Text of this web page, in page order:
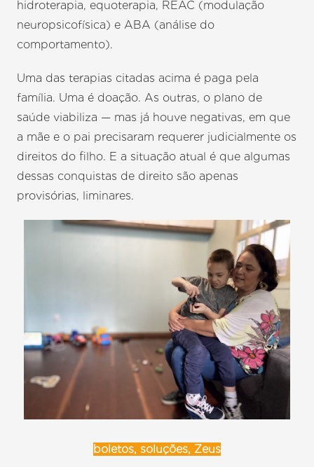
hidroterapia, equoterapia, REAC (modulação
neuropsicofísica) e ABA (análise do
comportamento).
Uma das terapias citadas acima é paga pela
família. Uma é doação. As outras, o plano de
saúde viabiliza — mas já houve negativas, em que
a mãe e o pai precisaram requerer judicialmente os
direitos do filho. E a situação atual é que algumas
dessas conquistas de direito são apenas
provisórias, liminares.
boletos, soluções, Zeus